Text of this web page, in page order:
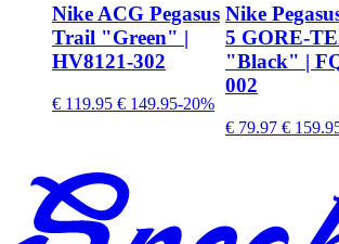
Nike ACG Pegasus
Trail "Green" |
HV8121-302
€ 119.95 € 149.95-20%
Nike
5 GORE-
"Black" |
002
€ 79.97 €